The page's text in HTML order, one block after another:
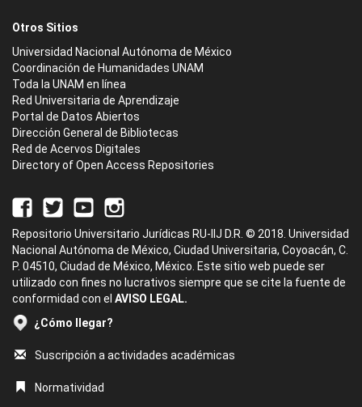
Otros Sitios
Universidad Nacional Autónoma de México
Coordinación de Humanidades UNAM
Toda la UNAM en línea
Red Universitaria de Aprendizaje
Portal de Datos Abiertos
Dirección General de Bibliotecas
Red de Acervos Digitales
Directory of Open Access Repositories
Repositorio Universitario Jurídicas RU-IIJ D.R. © 2018. Universidad
Nacional Autónoma de México, Ciudad Universitaria, Coyoacán, C.
P. 04510, Ciudad de México, México. Este sitio web puede ser
utilizado con fines no lucrativos siempre que se cite la fuente de
conformidad con el AVISO LEGAL.
¿Cómo llegar?
Suscripción a actividades académicas
Normatividad